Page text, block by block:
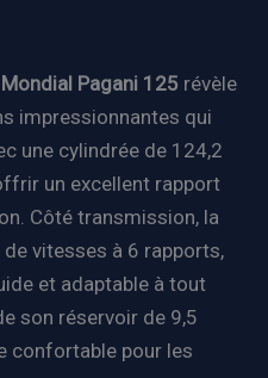
Mondial Pagani 125 révèle
impressionnantes qui
une cylindrée de 124,2
un excellent rapport
Côté transmission, la
vitesses à 6 rapports,
et adaptable à tout
son réservoir de 9,5
confortable pour les